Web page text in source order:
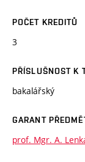
POČET KREDITŮ
3
PŘÍSLUŠNOST K
bakalářský
GARANT
prof. Mgr. A.